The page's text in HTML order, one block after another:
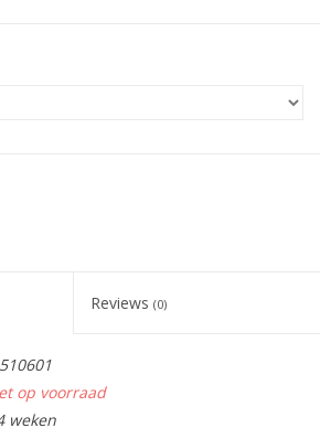
Reviews (0)
op voorraad
weken